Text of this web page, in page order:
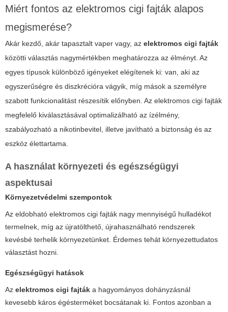
Miért fontos az elektromos cigi fajták alapos
megismerése?
Akár kezdő, akár tapasztalt vaper vagy, az elektromos cigi fajták
közötti választás nagymértékben meghatározza az élményt. Az
egyes típusok különböző igényeket elégítenek ki: van, aki az
egyszerűségre és diszkrécióra vágyik, míg mások a személyre
szabott funkcionalitást részesítik előnyben. Az elektromos cigi fajták
megfelelő kiválasztásával optimalizálható az ízélmény,
szabályozható a nikotinbevitel, illetve javítható a biztonság és az
eszköz élettartama.
A használat környezeti és egészségügyi
aspektusai
Környezetvédelmi szempontok
Az eldobható elektromos cigi fajták nagy mennyiségű hulladékot
termelnek, míg az újratölthető, újrahasználható rendszerek
kevésbé terhelik környezetünket. Érdemes tehát környezettudatos
választást hozni.
Egészségügyi hatások
Az elektromos cigi fajták a hagyományos dohányzásnál
kevesebb káros égésterméket bocsátanak ki. Fontos azonban a